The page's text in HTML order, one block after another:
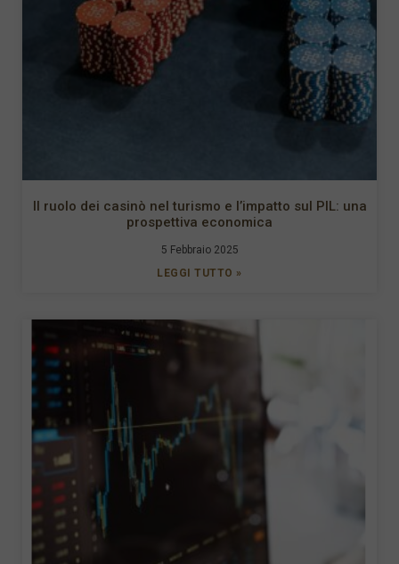
Il ruolo dei casinò nel turismo e l’impatto sul PIL: una
prospettiva economica
5 Febbraio 2025
LEGGI TUTTO »